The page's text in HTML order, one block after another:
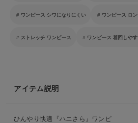
ワンピース シワになりにくい ワンピース ロ
ストレッチ ワンピース ワンピース 着回しや
アイテム説明
ひんやり快適『ハニさら』ワンピ